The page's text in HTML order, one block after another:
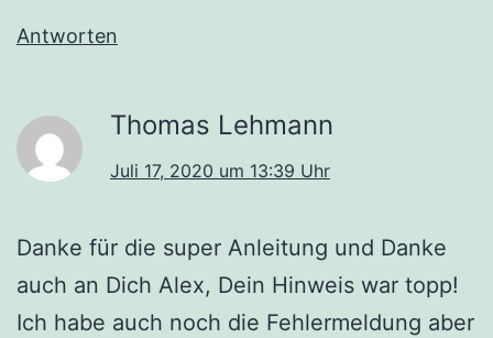
Antworten
Thomas Lehmann
Juli 17, 2020 um 13:39 Uhr
Danke für die super Anleitung und Danke
auch an Dich Alex, Dein Hinweis war topp!
Ich habe auch noch die Fehlermeldung aber